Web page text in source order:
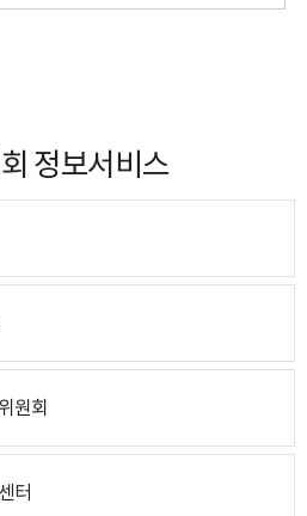
정보서비스
원회
터